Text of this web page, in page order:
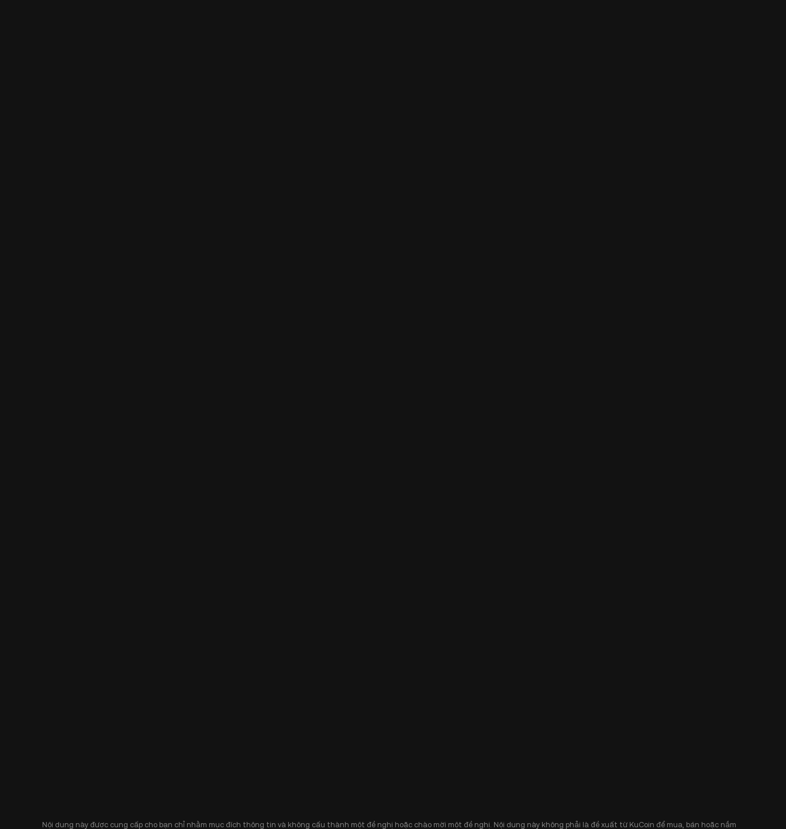
Nội dung này được cung cấp cho bạn chỉ nhằm mục đích thông tin và không cấu thành một đề nghị hoặc chào mời một đề nghị. Nội dung này không phải là đề xuất từ KuCoin để mua, bán hoặc nắm